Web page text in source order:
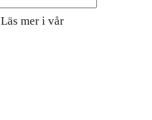
mer i vår